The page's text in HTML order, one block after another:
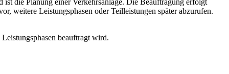
die Planung einer Verkehrsanlage. Die Beauftragung erfolgt
weitere Leistungsphasen oder Teilleistungen später abzurufen.
beauftragt wird.